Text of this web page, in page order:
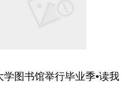
书馆举行毕业季•读我